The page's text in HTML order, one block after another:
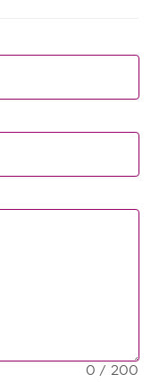
0 / 200